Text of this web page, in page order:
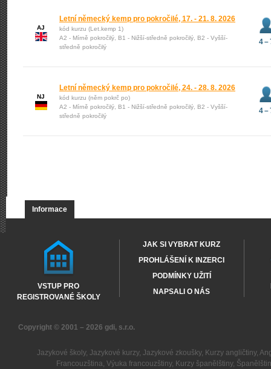
AJ
Letní německý kemp pro pokročilé, 17. - 21. 8. 2026
kód kurzu (Let.kemp 1)
A2 - Mírně pokročilý, B1 - Nižší-středně pokročilý, B2 - Vyšší-
středně pokročilý
4 –
NJ
Letní německý kemp pro pokročilé, 24. - 28. 8. 2026
kód kurzu (něm pokrč po)
A2 - Mírně pokročilý, B1 - Nižší-středně pokročilý, B2 - Vyšší-
středně pokročilý
4 –
Informace
VSTUP PRO
REGISTROVANÉ ŠKOLY
JAK SI VYBRAT KURZ
PROHLÁŠENÍ K INZERCI
PODMÍNKY UŽITÍ
NAPSALI O NÁS
Copyright © 2001 – 2026 gdi, s.r.o.
Jazykové školy, Jazykové kurzy, Jazykové zkoušky, Kurzy angličtiny,
Francouzština,Výuka francouzštiny, Kurzy španělštiny,